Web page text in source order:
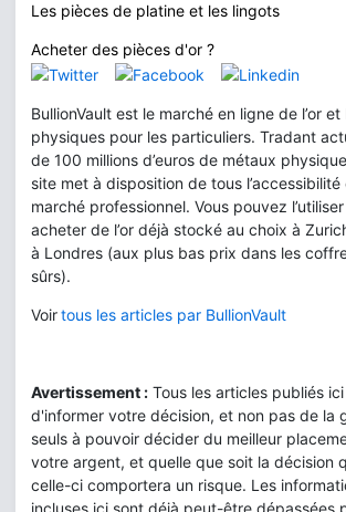
Les pièces de platine et les lingots
Acheter des pièces d'or ?
BullionVault est le marché en ligne de l’or et
physiques pour les particuliers. Tradant
de 100 millions d’euros de métaux
site met à disposition de tous
marché professionnel. Vous pouvez
acheter de l’or déjà stocké au choix à
à Londres (aux plus bas prix dans les
sûrs).
Voirtous les articles par BullionVault
Avertissement : Tous les articles publiés
d'informer votre décision, et non pas de la
seuls à pouvoir décider du meilleur
votre argent, et quelle que soit la décision
celle-ci comportera un risque. Les
incluses ici sont déjà peut-être dépassées